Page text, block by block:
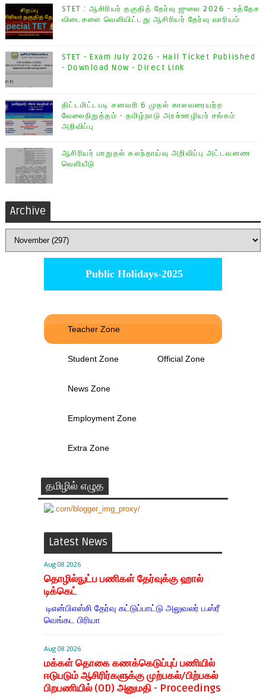
STET : ஆசிரியர் தகுதித் தேர்வு ஜுலை 2026 - உத்தேச
விடைகளை வெளியிட்டது ஆசிரியர் தேர்வு வாரியம்
STET - Exam July 2026 - Hall Ticket Published
- Download Now - Direct Link
திட்டமிட்டபடி சனவரி 6 முதல் காலவரையற்ற
வேலைநிறுத்தம் - தமிழ்நாடு அரசு்ஊழியர் சங்கம்
அறிவிப்பு
ஆசிரியர் மாறுதல் கலந்தாய்வு அறிவிப்பு அட்டவனண
வெளியீடு
Archive
Public Holidays-2025
Teacher Zone
Student Zone Official Zone
News Zone
Employment Zone
Extra Zone
தமிழில் எழுத
Latest News
Aug 08 2026
தொழில்நுட்ப பணிகள் தேர்வுக்கு ஹால் ​
டிக்கெட்
டிஎன்​பிஎஸ்சி தேர்வு கட்​டுப்​பாட்டு அலு​வலர் ப.ஸ்ரீ
வெங்கட பிரியா
Aug 08 2026
மக்கள் தொகை கணக்கெடுப்புப் பணியில்
ஈடுபடும் ஆசிரிர்களுக்கு முற்பகல்/பிற்பகல்
பிறபணியில் (OD) அனுமதி - Proceedings